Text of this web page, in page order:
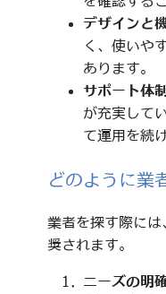
デザインと
く、使いや
あります。
サポート体制
が充実して
て運用を続
どのように業
業者を探す際に
奨されます。
ニーズの明